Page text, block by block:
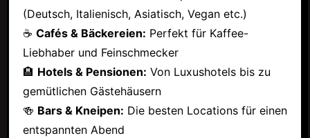
(Deutsch, Italienisch, Asiatisch, Vegan etc.)
☕ Cafés & Bäckereien: Perfekt für Kaffee-
Liebhaber und Feinschmecker
🏨 Hotels & Pensionen: Von Luxushotels bis zu
gemütlichen Gästehäusern
🍻 Bars & Kneipen: Die besten Locations für einen
entspannten Abend